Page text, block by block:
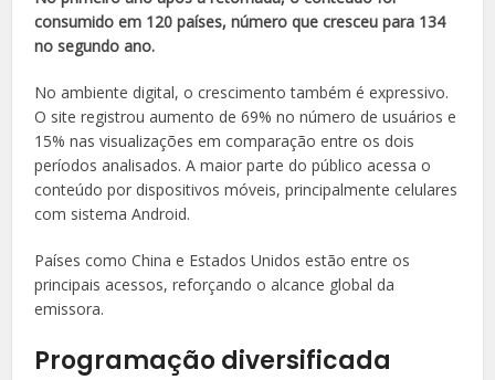
consumido em 120 países, número que cresceu para 134
no segundo ano.
No ambiente digital, o crescimento também é expressivo.
O site registrou aumento de 69% no número de usuários e
15% nas visualizações em comparação entre os dois
períodos analisados. A maior parte do público acessa o
conteúdo por dispositivos móveis, principalmente celulares
com sistema Android.
Países como China e Estados Unidos estão entre os
principais acessos, reforçando o alcance global da
emissora.
Programação diversificada